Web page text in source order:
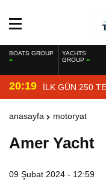
BOATS GROUP
YACHTS
GROUP
20:19 İLK GÜN 250
anasayfa motoryat
Amer Yacht
09 Şubat 2024 - 12:59